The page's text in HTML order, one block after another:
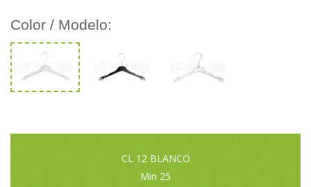
Color / Modelo:
CL 12 BLANCO
Min 25